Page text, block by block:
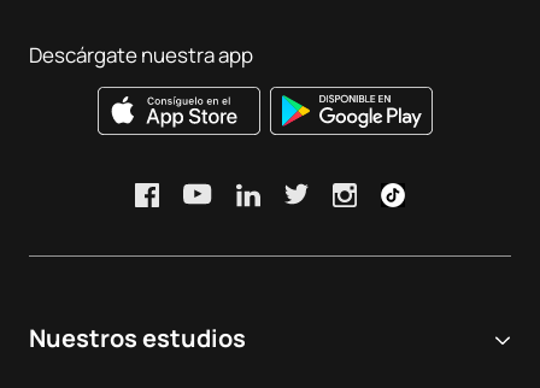
Nuestros estudios
Descárgate nuestra app